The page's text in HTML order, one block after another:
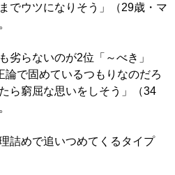
でウツになりそう」（29歳・マ
劣らないのが2位「～べき」
論で固めているつもりなのだろ
ら窮屈な思いをしそう」（34
詰めで追いつめてくるタイプ